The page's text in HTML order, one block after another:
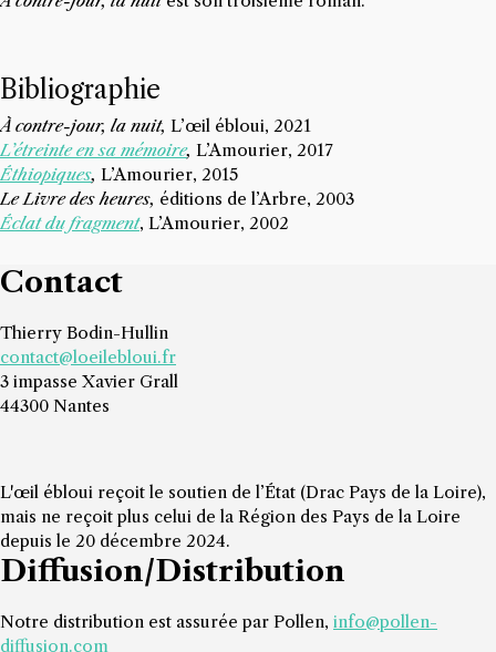
Bibliographie
À contre-jour, la nuit, L’œil ébloui, 2021
L’étreinte en sa mémoire, L’Amourier, 2017
Éthiopiques, L’Amourier, 2015
Le Livre des heures, éditions de l’Arbre, 2003
Éclat du fragment, L’Amourier, 2002
Contact
Thierry Bodin-Hullin
contact@loeilebloui.fr
3 impasse Xavier Grall
44300 Nantes
L'œil ébloui reçoit le soutien de l’État (Drac Pays de la Loire),
mais ne reçoit plus celui de la Région des Pays de la Loire
depuis le 20 décembre 2024.
Diffusion/Distribution
Notre distribution est assurée par Pollen, info@pollen-
diffusion.com